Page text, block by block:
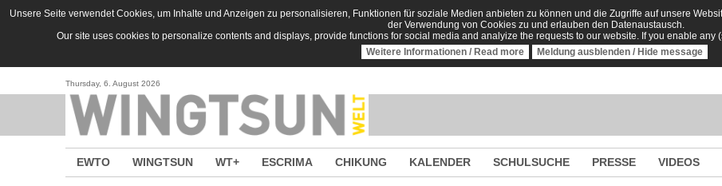
Direkt zum Inhalt
Unsere Seite verwendet Cookies, um Inhalte und Anzeigen zu personalisieren, Funktionen für soziale Medien anbieten zu können und die Zugriffe auf unsere
der Verwendung von Cookies zu und erlauben den Datenaustausch.
Our site uses cookies to personalize contents and displays, provide functions for social media and analyize the requests to our website. If you enable
Weitere Informationen / Read more
Meldung ausblenden / Hide message
Thursday, 6. August 2026
EWTO WINGTSUN WT+ ESCRIMA CHIKUNG KALENDER SCHULSUCHE PRESSE VIDEOS